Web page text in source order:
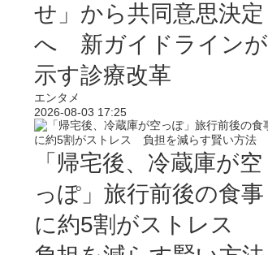
せ」から共同意思決定
へ 新ガイドラインが
示す診療改革
エンタメ
2026-08-03 17:25
「帰宅後、冷蔵庫が空
っぽ」旅行前後の食事
に約5割がストレス